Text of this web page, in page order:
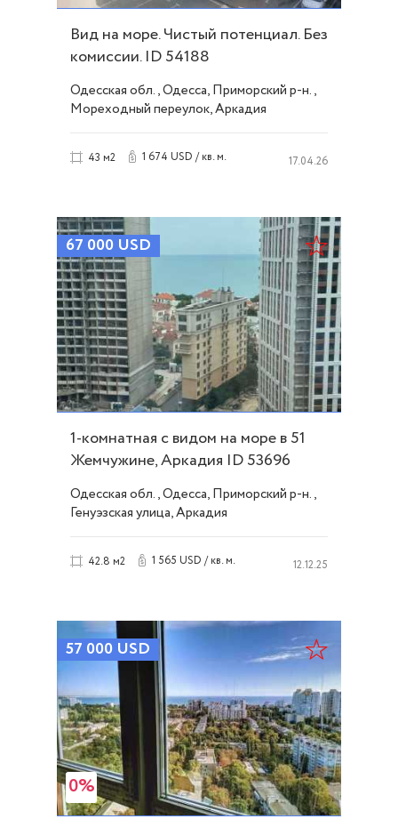
Вид на море. Чистый потенциал. Без
комиссии. ID 54188
Одесская обл., Одесса, Приморский р-н.,
Мореходный переулок, Аркадия
43 м2 1 674 USD / кв. м. 17.04.26
67 000 USD
1-комнатная с видом на море в 51
Жемчужине, Аркадия ID 53696
Одесская обл., Одесса, Приморский р-н.,
Генуэзская улица, Аркадия
42.8 м2 1 565 USD / кв. м. 12.12.25
57 000 USD
0%